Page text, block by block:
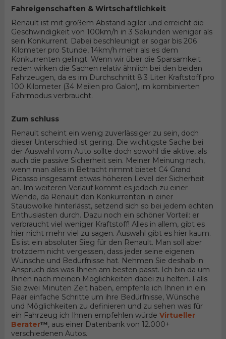
Fahreigenschaften & Wirtschaftlichkeit
Renault ist mit großem Abstand agiler und erreicht die
Geschwindigkeit von 100km/h in 3 Sekunden weniger als
sein Konkurrent. Dabei beschleunigt er sogar bis 206
Kilometer pro Stunde, 14km/h mehr als es dem
Konkurrenten gelingt. Wenn wir über die Sparsamkeit
reden wirken die Sachen relativ ähnlich bei den beiden
Fahrzeugen, da es im Durchschnitt 8.3 Liter Kraftstoff pro
100 Kilometer (34 Meilen pro Galon), im kombinierten
Fahrmodus verbraucht.
Zum schluss
Renault scheint ein wenig zuverlässiger zu sein, doch
dieser Unterschied ist gering. Die wichtigste Sache bei
der Auswahl vom Auto sollte doch sowohl die aktive, als
auch die passive Sicherheit sein. Meiner Meinung nach,
wenn man alles in Betracht nimmt bietet C4 Grand
Picasso insgesamt etwas höheren Level der Sicherheit
an. Im weiteren Verlauf kommt es jedoch zu einer
Wende, da Renault den Konkurrenten in einer
Staubwolke hinterlässt, setzend sich so bei jedem echten
Enthusiasten durch. Dazu noch ein schöner Vorteil: er
verbraucht viel weniger Kraftstoff! Alles in allem, gibt es
hier nicht mehr viel zu sagen. Auswahl gibt es hier kaum.
Es ist ein absoluter Sieg für den Renault. Man soll aber
trotzdem nicht vergessen, dass jeder seine eigenen
Wünsche und Bedürfnisse hat. Nehmen Sie deshalb in
Anspruch das was Ihnen am besten passt. Ich bin da um
Ihnen nach meinen Möglichkeiten dabei zu helfen. Falls
Sie zwei Minuten Zeit haben, empfehle ich Ihnen in ein
Paar einfache Schritte um ihre Bedürfnisse, Wünsche
und Möglichkeiten zu definieren und zu sehen was für
ein Fahrzeug ich Ihnen empfehlen würde Virtueller
Berater™, aus einer Datenbank von 12.000+
verschiedenen Autos.